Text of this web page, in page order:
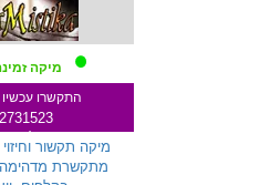
מיקה
התקשרו עכשיו
מיקה תקשור
מתקשרת מדהימה,